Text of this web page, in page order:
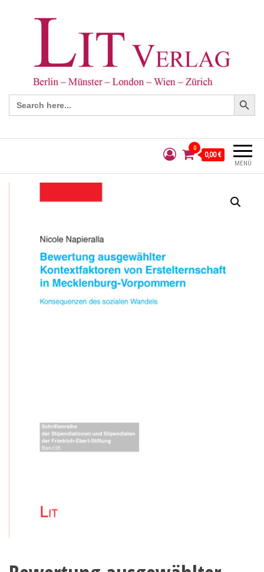
Search
for:
Search Button
MENÜ
0
0,00 €